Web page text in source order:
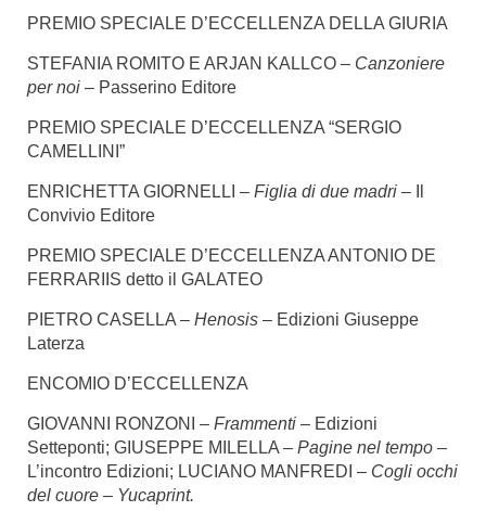
PREMIO SPECIALE D’ECCELLENZA DELLA GIURIA
STEFANIA ROMITO E ARJAN KALLCO – Canzoniere
per noi – Passerino Editore
PREMIO SPECIALE D’ECCELLENZA “SERGIO
CAMELLINI”
ENRICHETTA GIORNELLI – Figlia di due madri – Il
Convivio Editore
PREMIO SPECIALE D’ECCELLENZA ANTONIO DE
FERRARIIS detto il GALATEO
PIETRO CASELLA – Henosis – Edizioni Giuseppe
Laterza
ENCOMIO D’ECCELLENZA
GIOVANNI RONZONI – Frammenti – Edizioni
Setteponti; GIUSEPPE MILELLA – Pagine nel tempo –
L’incontro Edizioni; LUCIANO MANFREDI – Cogli occhi
del cuore – Yucaprint.